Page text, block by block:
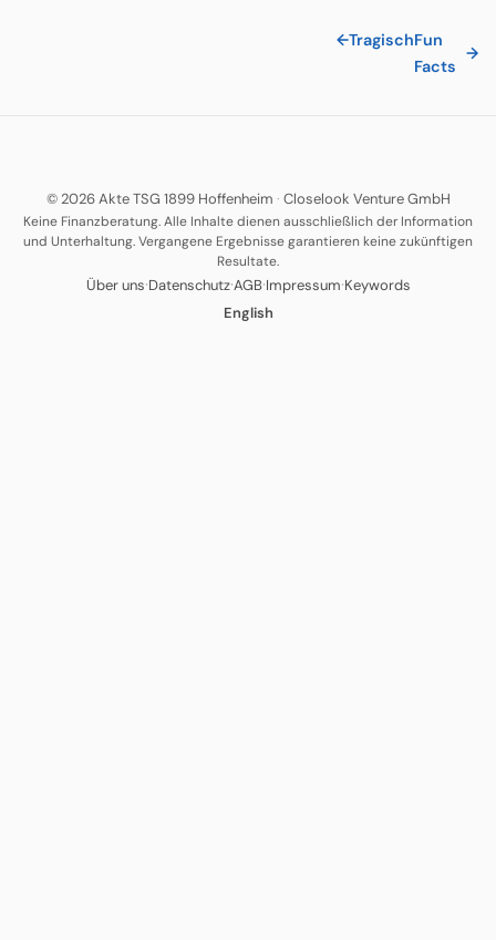
←TragischFun
Facts
→
© 2026 Akte TSG 1899 Hoffenheim · Closelook Venture GmbH
Keine Finanzberatung. Alle Inhalte dienen ausschließlich der Information
und Unterhaltung. Vergangene Ergebnisse garantieren keine zukünftigen
Resultate.
Über uns·Datenschutz·AGB·Impressum·Keywords
English